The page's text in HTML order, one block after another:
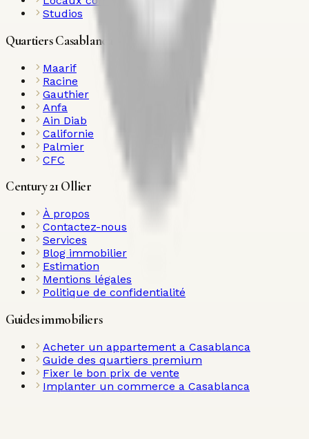
Studios
Quartiers Casablanca
Maarif
Racine
Gauthier
Anfa
Ain Diab
Californie
Palmier
CFC
Century 21 Ollier
À propos
Contactez-nous
Services
Blog immobilier
Estimation
Mentions légales
Politique de confidentialité
Guides immobiliers
Acheter un appartement a Casablanca
Guide des quartiers premium
Fixer le bon prix de vente
Implanter un commerce a Casablanca